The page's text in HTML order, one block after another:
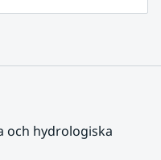
och hydrologiska